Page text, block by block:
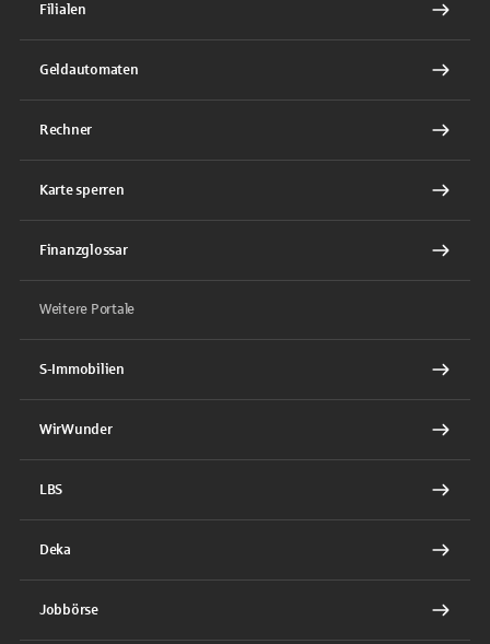
Filialen
Geldautomaten
Rechner
Karte sperren
Finanzglossar
Weitere Portale
S-Immobilien
WirWunder
LBS
Deka
Jobbörse